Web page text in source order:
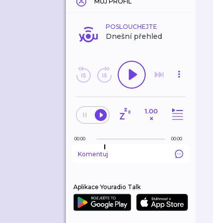
POSLOUCHEJTE
Dnešní přehled
1.00
×
00:00 00:00
Komentuj
Aplikace Youradio Talk